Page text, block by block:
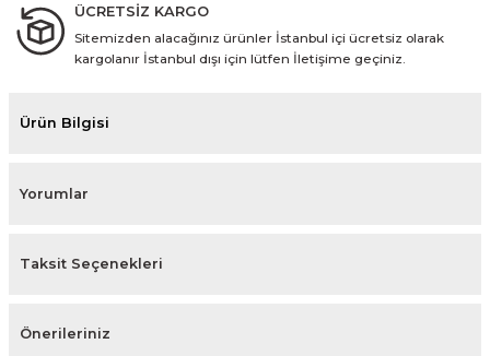
ÜCRETSİZ KARGO
Sitemizden alacağınız ürünler İstanbul içi ücretsiz olarak
kargolanır İstanbul dışı için lütfen İletişime geçiniz.
Ürün Bilgisi
Yorumlar
Taksit Seçenekleri
Önerileriniz